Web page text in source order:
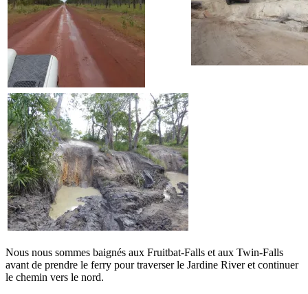
Nous nous sommes baignés aux Fruitbat-Falls et aux Twin-Falls
avant de prendre le ferry pour traverser le Jardine River et continuer
le chemin vers le nord.